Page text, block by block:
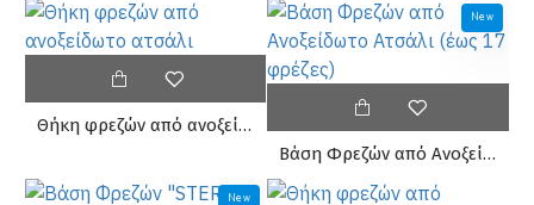
Θήκη φρεζών από ανοξείδωτο ατσάλι
New
Βάση Φρεζών από Ανοξείδωτο Ατσάλι (έως 17 φρέζες)
New